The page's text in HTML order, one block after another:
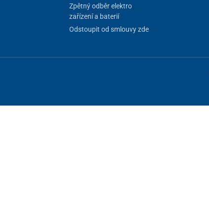
Zpětný odběr elektro
zařízení a baterií
Odstoupit od smlouvy zde